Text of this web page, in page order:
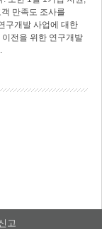
만족도 조사를
구개발 사업에 대한
전을 위한 연구개발
고